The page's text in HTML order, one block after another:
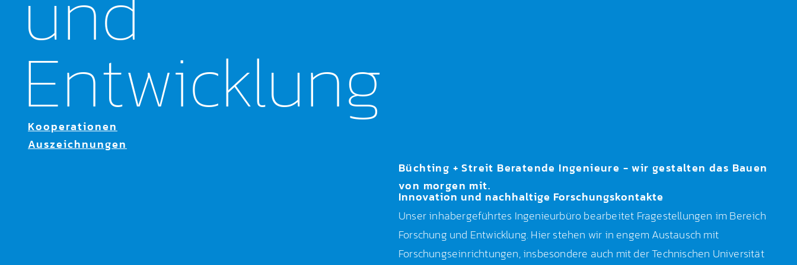
Entwicklung
Kooperationen
Auszeichnungen
Büchting + Streit Beratende Ingenieure - wir gestalten das Bauen
von morgen mit.
Innovation und nachhaltige Forschungskontakte
Unser inhabergeführtes Ingenieurbüro bearbeitet Fragestellungen im Bereich
Forschung und Entwicklung. Hier stehen wir in engem Austausch mit
Forschungseinrichtungen, insbesondere auch mit der Technischen Universität